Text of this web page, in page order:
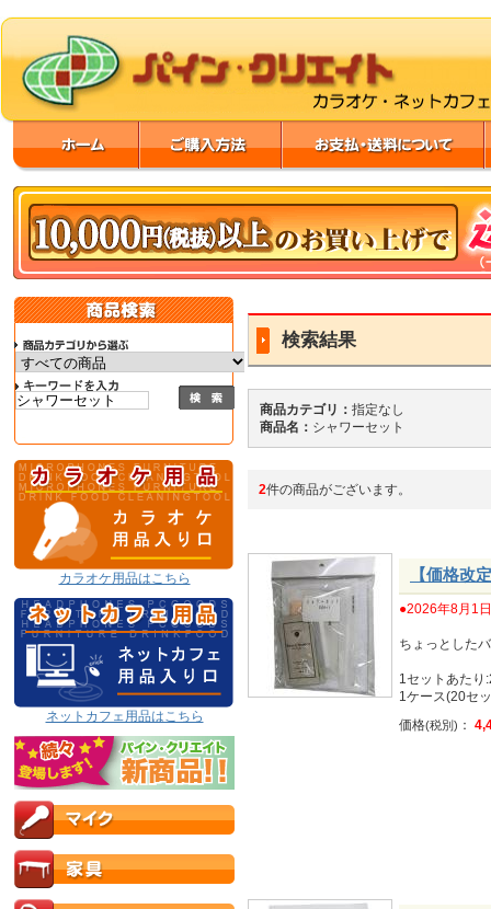
カラオケ用品はこちら
ネットカフェ用品はこちら
検索結果
商品カテゴリ： 指定なし
商品名： シャワーセット
2件の商品がございます。
【価格改
●2026年8月1
ちょっとした
1セットあたり
1ケース(20セ
価格(税別) ：